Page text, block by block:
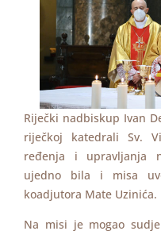
Riječki nadbiskup Ivan
riječkoj katedrali Sv.
ređenja i upravljanja
ujedno bila i misa
koadjutora Mate Uzinića.
Na misi je mogao